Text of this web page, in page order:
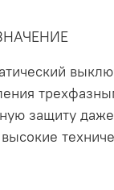
защиту даже